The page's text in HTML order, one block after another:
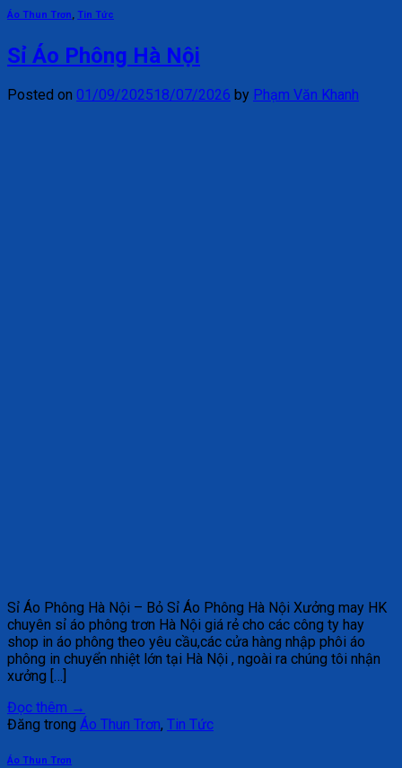
Áo Thun Trơn, Tin Tức
Sỉ Áo Phông Hà Nội
Posted on 01/09/202518/07/2026 by Phạm Văn Khanh
Sỉ Áo Phông Hà Nội – Bỏ Sỉ Áo Phông Hà Nội Xưởng may HK
chuyên sỉ áo phông trơn Hà Nội giá rẻ cho các công ty hay
shop in áo phông theo yêu cầu,các cửa hàng nhập phôi áo
phông in chuyển nhiệt lớn tại Hà Nội , ngoài ra chúng tôi nhận
xưởng […]
Đọc thêm →
Đăng trong Áo Thun Trơn, Tin Tức
Áo Thun Trơn